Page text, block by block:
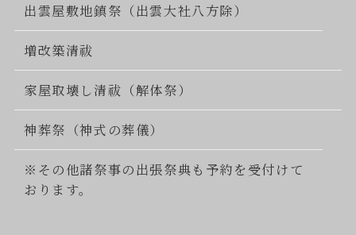
出雲屋敷地鎮祭（出雲大社八方除）
増改築清祓
家屋取壊し清祓（解体祭）
神葬祭（神式の葬儀）
※その他諸祭事の出張祭典も予約を受付けて
おります。